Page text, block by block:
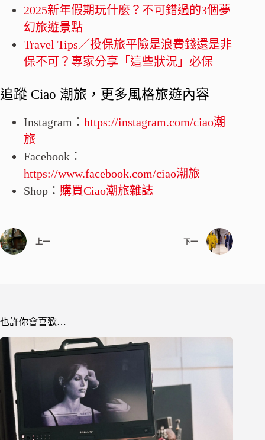
2025新年假期玩什麼？不可錯過的3個夢
幻旅遊景點
Travel Tips／投保旅平險是浪費錢還是非
保不可？專家分享「這些狀況」必保
追蹤 Ciao 潮旅，更多風格旅遊內容
Instagram： https://instagram.com/ciao潮
旅
Facebook：
https://www.facebook.com/ciao潮旅
Shop： 購買Ciao潮旅雜誌
上一 下一
也許你會喜歡…